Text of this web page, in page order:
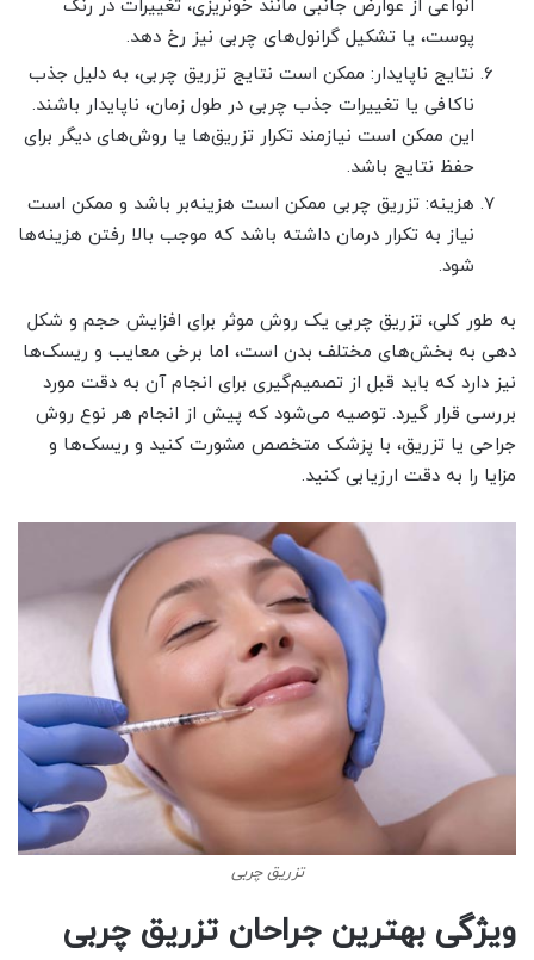
انواعی از عوارض جانبی مانند خونریزی، تغییرات در رنگ
پوست، یا تشکیل گرانول‌های چربی نیز رخ دهد.
نتایج ناپایدار: ممکن است نتایج تزریق چربی، به دلیل جذب
ناکافی یا تغییرات جذب چربی در طول زمان، ناپایدار باشند.
این ممکن است نیازمند تکرار تزریق‌ها یا روش‌های دیگر برای
حفظ نتایج باشد.
هزینه: تزریق چربی ممکن است هزینه‌بر باشد و ممکن است
نیاز به تکرار درمان داشته باشد که موجب بالا رفتن هزینه‌ها
شود.
به طور کلی، تزریق چربی یک روش موثر برای افزایش حجم و شکل
دهی به بخش‌های مختلف بدن است، اما برخی معایب و ریسک‌ها
نیز دارد که باید قبل از تصمیم‌گیری برای انجام آن به دقت مورد
بررسی قرار گیرد. توصیه می‌شود که پیش از انجام هر نوع روش
جراحی یا تزریق، با پزشک متخصص مشورت کنید و ریسک‌ها و
مزایا را به دقت ارزیابی کنید.
تزریق چربی
ویژگی بهترین جراحان تزریق چربی